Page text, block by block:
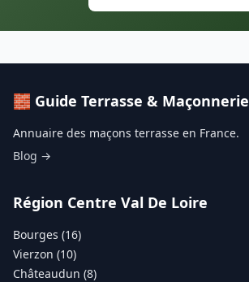
🧱 Guide Terrasse & Maçonnerie
Annuaire des maçons terrasse en France.
Blog →
Région Centre Val De Loire
Bourges (16)
Vierzon (10)
Châteaudun (8)